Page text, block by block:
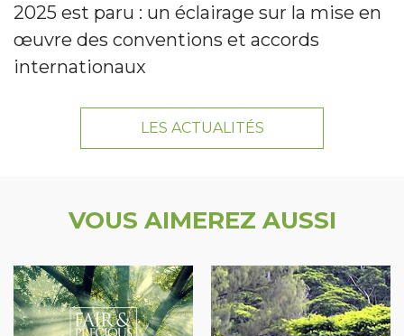
2025 est paru : un éclairage sur la mise en
œuvre des conventions et accords
internationaux
LES ACTUALITÉS
VOUS AIMEREZ AUSSI